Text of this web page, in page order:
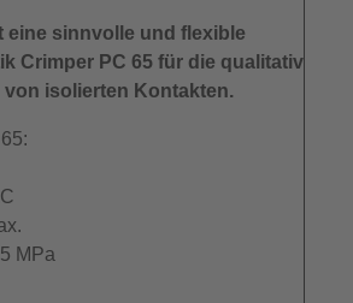
eine sinnvolle und flexible
Crimper PC 65 für die qualitativ
von isolierten Kontakten.
MPa